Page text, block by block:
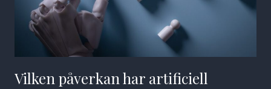
Vilken påverkan har artificiell